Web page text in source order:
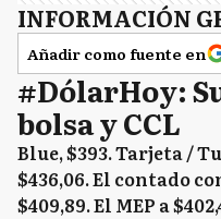
INFORMACIÓN
Añadir como fuente en
#DólarHoy:
bolsa y CCL
Blue, $393. Tarjeta /
$436,06. El contado
$409,89. El MEP a